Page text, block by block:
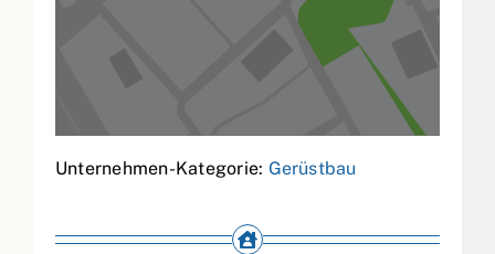
Unternehmen-Kategorie: Gerüstbau